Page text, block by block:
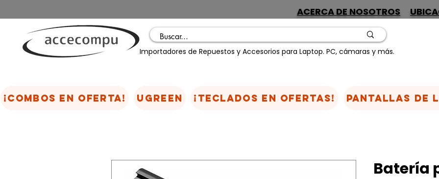
ACERCA DE NOSOTROS
Importadores de Repuestos y Accesorios para Laptop. PC, cámaras y más.
Batería
¡COMBOS EN OFERTA! UGREEN ¡TECLADOS EN OFERTAS! Pantallas de